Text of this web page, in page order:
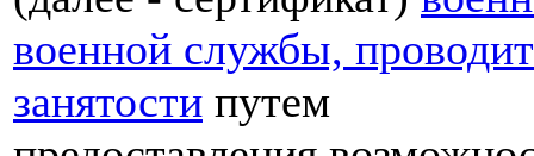
военной службы,
занятости путем